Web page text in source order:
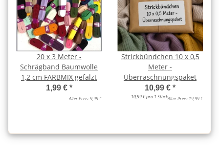
20 x 3 Meter -
Schrägband Baumwolle
1,2 cm FARBMIX gefalzt
1,99 € *
Alter Preis:9,99 €
Strickbündchen 10 x 0,5
Meter -
Überraschnungspaket
10,99 € *
10,99 € pro 1 StückAlter Preis:19,99 €